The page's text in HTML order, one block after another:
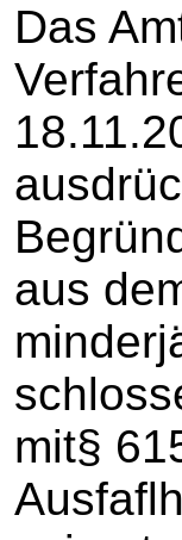
Das
aus
mit§